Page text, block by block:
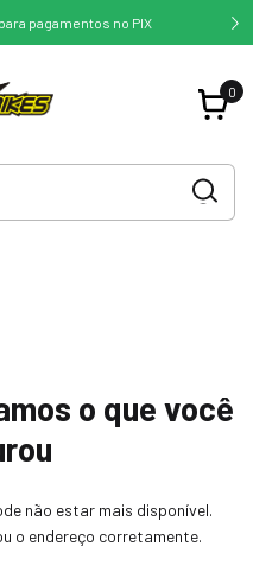
pagamentos no PIX
0
o que você
não estar mais disponível.
o endereço corretamente.